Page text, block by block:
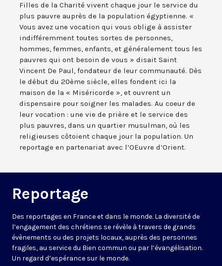
Filles de la Charité vivent chaque jour le service du
plus pauvre auprès de la population égyptienne. «
Vous avez une vocation qui vous oblige à assister
indifféremment toutes sortes de personnes,
hommes, femmes, enfants, et généralement tous les
pauvres qui ont besoin de vous » disait Saint
Vincent De Paul, fondateur de leur communauté. Dès
le début du 20ème siècle, elles fondent ici la
maison de la « Miséricorde », et ouvrent un
dispensaire pour soigner les malades. Au coeur de
leur vocation : une vie de prière et le service des
plus pauvres, dans un quartier musulman, où les
religieuses côtoient chaque jour la population. Un
reportage en partenariat avec l’OEuvre d’Orient.
Reportage
Des reportages en France et dans le monde. La diversité de
l’engagement des chrétiens se révèle à travers de grands
évènements ou des projets locaux, auprès des personnes
fragiles, au service du Bien commun ou par l’évangélisation.
Un regard d’espérance sur le monde.